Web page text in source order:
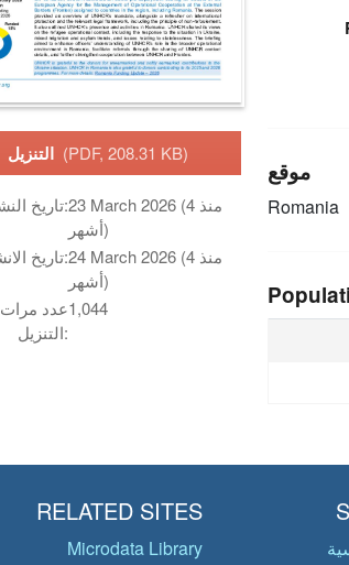
التنزيل (PDF, 208.31 KB)
تاريخ النشر:23 March 2026 (منذ 4
أشهر)
تاريخ الانشاء:24 March 2026 (منذ 4
أشهر)
عدد مرات
التنزيل:
1,044
موقع
Romania
RELATED SITES
Microdata Library